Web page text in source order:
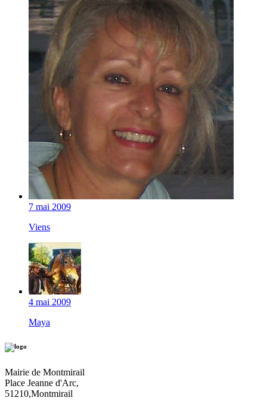
7 mai 2009
Viens
4 mai 2009
Maya
Mairie de Montmirail
Place Jeanne d'Arc,
51210,Montmirail